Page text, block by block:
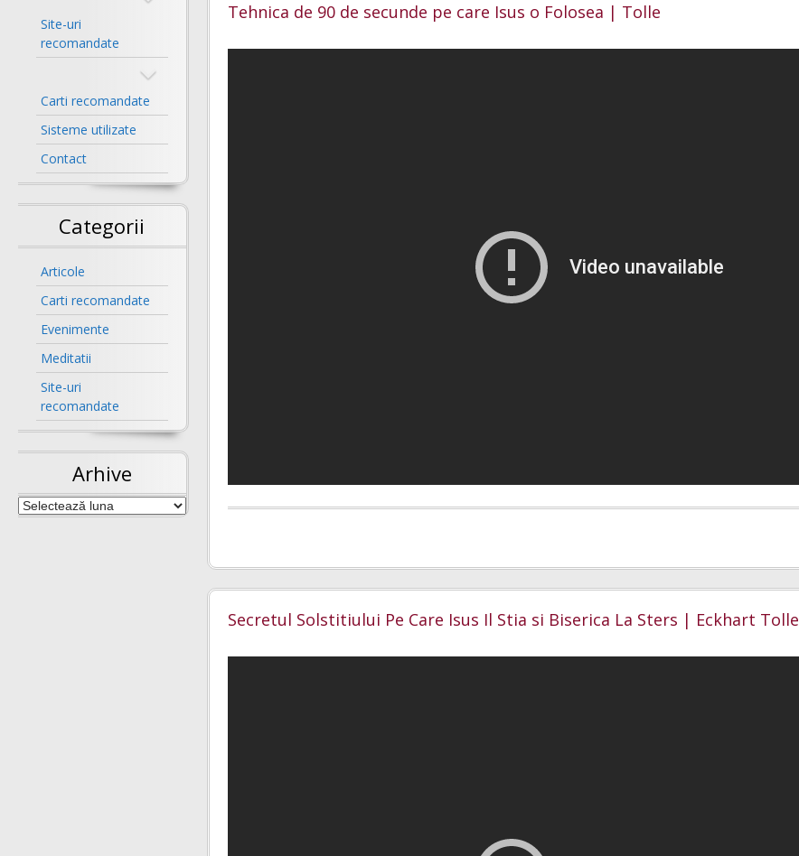
CURSURI SI SISTEME REIKI –
Tehnica de 90 de secunde pe care Isus o Folosea | Tolle
Secretul Solstitiului Pe Care Isus Il Stia si Biserica La Sters | Eckhart Tolle
Site-uri
recomandate
Carti recomandate
Sisteme utilizate
Contact
Categorii
Articole
Carti recomandate
Evenimente
Meditatii
Site-uri
recomandate
Arhive
Arhive